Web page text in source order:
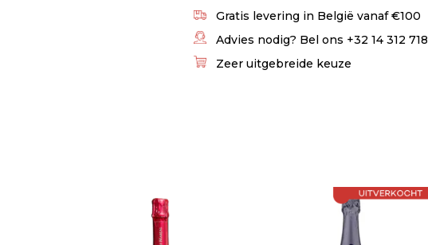
Gratis levering in België vanaf €100
Advies nodig? Bel ons +32 14 312 718
Zeer uitgebreide keuze